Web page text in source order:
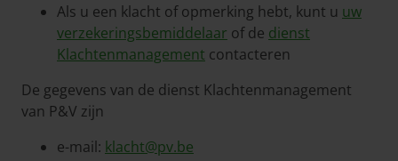
Als u een klacht of opmerking hebt, kunt u uw
verzekeringsbemiddelaar of de dienst
Klachtenmanagement contacteren
De gegevens van de dienst Klachtenmanagement
van P&V zijn
e-mail: klacht@pv.be